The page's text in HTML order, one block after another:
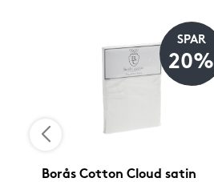
SPAR
20%
Borås Cotton Cloud satin